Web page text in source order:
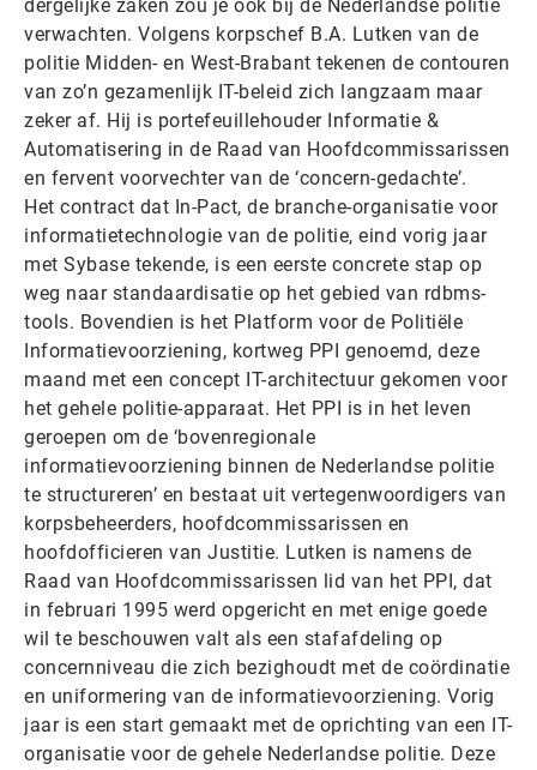
dergelijke zaken zou je ook bij de Nederlandse politie
verwachten. Volgens korpschef B.A. Lutken van de
politie Midden- en West-Brabant tekenen de contouren
van zo’n gezamenlijk IT-beleid zich langzaam maar
zeker af. Hij is portefeuillehouder Informatie &
Automatisering in de Raad van Hoofdcommissarissen
en fervent voorvechter van de ‘concern-gedachte’.
Het contract dat In-Pact, de branche-organisatie voor
informatietechnologie van de politie, eind vorig jaar
met Sybase tekende, is een eerste concrete stap op
weg naar standaardisatie op het gebied van rdbms-
tools. Bovendien is het Platform voor de Politiële
Informatievoorziening, kortweg PPI genoemd, deze
maand met een concept IT-architectuur gekomen voor
het gehele politie-apparaat. Het PPI is in het leven
geroepen om de ‘bovenregionale
informatievoorziening binnen de Nederlandse politie
te structureren’ en bestaat uit vertegenwoordigers van
korpsbeheerders, hoofdcommissarissen en
hoofdofficieren van Justitie. Lutken is namens de
Raad van Hoofdcommissarissen lid van het PPI, dat
in februari 1995 werd opgericht en met enige goede
wil te beschouwen valt als een stafafdeling op
concernniveau die zich bezighoudt met de coördinatie
en uniformering van de informatievoorziening. Vorig
jaar is een start gemaakt met de oprichting van een IT-
organisatie voor de gehele Nederlandse politie. Deze